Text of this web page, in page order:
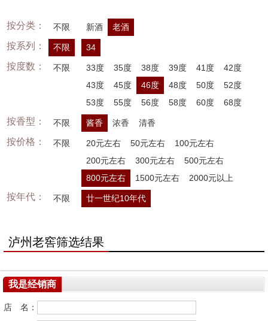
按分类： 不限 新酒 老酒
按系列： 不限 34
按度数： 不限 33度 35度 38度 39度 41度
42度
43度
45度 46度 48度 50度
52度
53度
55度 56度 58度 60度 68度
按香型： 不限 酱香 浓香 清香
按价格： 不限 20元左右 50元左右
100元左右
200元左右
300元左右
500元左右
800元左右
1500元左右 2000元以上
按年代： 不限 廿一世纪10年代
泸州老窖筛选结果
我是经销商
店 名：